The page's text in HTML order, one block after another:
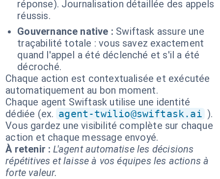
réponse). Journalisation détaillée des appels
réussis.
Gouvernance native : Swiftask assure une
traçabilité totale : vous savez exactement
quand l'appel a été déclenché et s'il a été
décroché.
Chaque action est contextualisée et exécutée
automatiquement au bon moment.
Chaque agent Swiftask utilise une identité
dédiée (ex. agent-twilio@swiftask.ai ).
Vous gardez une visibilité complète sur chaque
action et chaque message envoyé.
À retenir : L'agent automatise les décisions
répétitives et laisse à vos équipes les actions à
forte valeur.